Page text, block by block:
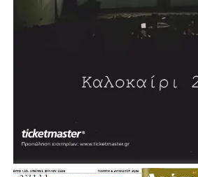
Τιμήθηκε από τον τότε Πρόεδρο της
Παπούλια με τον Μεγαλόσταυρο του
και με άλλα ανώτερα παράσημα